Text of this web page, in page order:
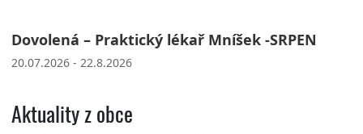
Dovolená – Praktický lékař Mníšek -SRPEN
20.07.2026 - 22.8.2026
Aktuality z obce